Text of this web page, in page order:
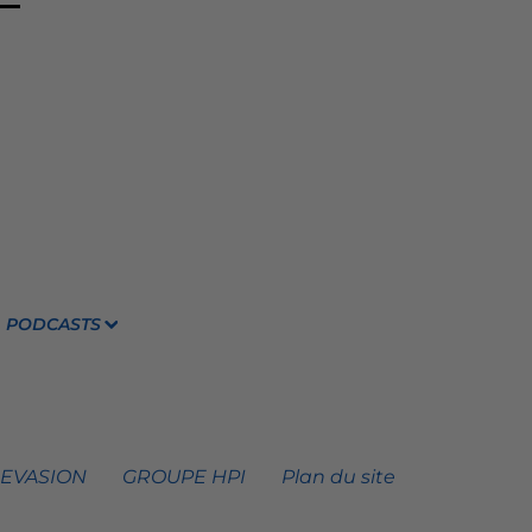
PODCASTS
GROUPE HPI Plan du site